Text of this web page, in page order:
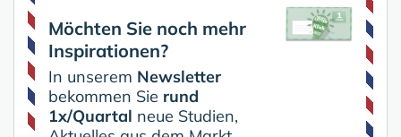
Möchten Sie noch mehr
Inspirationen?
In unserem Newsletter
bekommen Sie rund
1x/Quartal neue Studien,